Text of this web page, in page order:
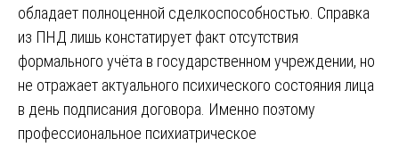
обладает полноценной сделкоспособностью. Справка
из ПНД лишь констатирует факт отсутствия
формального учёта в государственном учреждении, но
не отражает актуального психического состояния лица
в день подписания договора. Именно поэтому
профессиональное психиатрическое